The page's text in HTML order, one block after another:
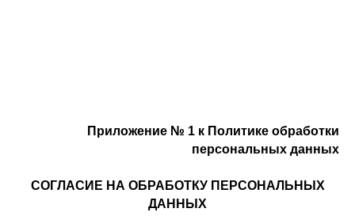
Приложение № 1 к Политике обработки
персональных данных
СОГЛАСИЕ НА ОБРАБОТКУ ПЕРСОНАЛЬНЫХ
ДАННЫХ